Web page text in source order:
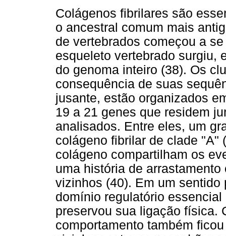
Colágenos fibrilares são
o ancestral comum mais
de vertebrados começou a
esqueleto vertebrado surgiu,
do genoma inteiro (38). Os
consequência de suas
jusante, estão organizados
19 a 21 genes que residem
analisados. Entre eles, um
colágeno fibrilar de clade "A"
colágeno compartilham os
uma história de
vizinhos (40). Em um
domínio regulatório
preservou sua ligação física.
comportamento também